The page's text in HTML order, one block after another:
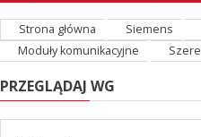
Strona główna Siemens
Moduły komunikacyjne
PRZEGLĄDAJ WG